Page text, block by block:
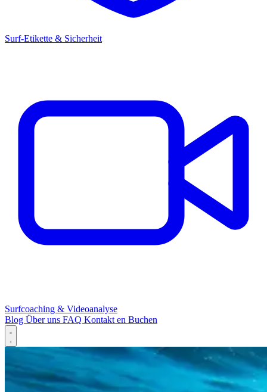
Surf-Etikette & Sicherheit
Surfcoaching & Videoanalyse
Blog Über uns FAQ Kontakten Buchen